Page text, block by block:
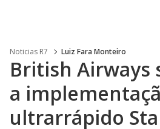
Noticias R7 Luiz Fara Monteiro
British Airways
a
ultrarrápido